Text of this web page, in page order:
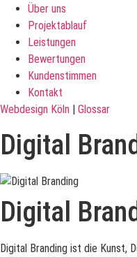
Über uns
Projektablauf
Leistungen
Bewertungen
Kundenstimmen
Kontakt
Webdesign Köln
Glossar
Digital
Digital
Digital Branding ist die Kunst,